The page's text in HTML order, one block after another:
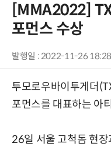
[MMA2022]
포먼스 수상
발행일 : 2022-11-26 18:28
투모로우바이투게더
포먼스를 대표하는 아
26일 서울 고척돔 현